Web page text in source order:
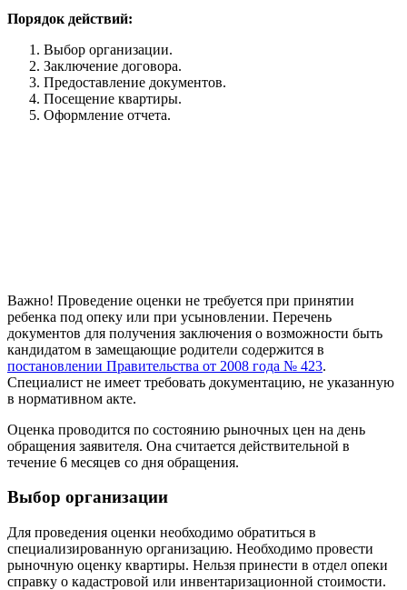
Порядок действий:
Выбор организации.
Заключение договора.
Предоставление документов.
Посещение квартиры.
Оформление отчета.
Важно! Проведение оценки не требуется при принятии
ребенка под опеку или при усыновлении. Перечень
документов для получения заключения о возможности быть
кандидатом в замещающие родители содержится в
постановлении Правительства от 2008 года № 423.
Специалист не имеет требовать документацию, не указанную
в нормативном акте.
Оценка проводится по состоянию рыночных цен на день
обращения заявителя. Она считается действительной в
течение 6 месяцев со дня обращения.
Выбор организации
Для проведения оценки необходимо обратиться в
специализированную организацию. Необходимо провести
рыночную оценку квартиры. Нельзя принести в отдел опеки
справку о кадастровой или инвентаризационной стоимости.